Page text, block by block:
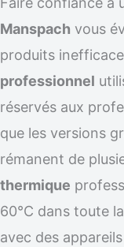
Manspach vous
produits
professionnel
réservés aux
que les versions
rémanent de
thermique
60°C dans toute
avec des